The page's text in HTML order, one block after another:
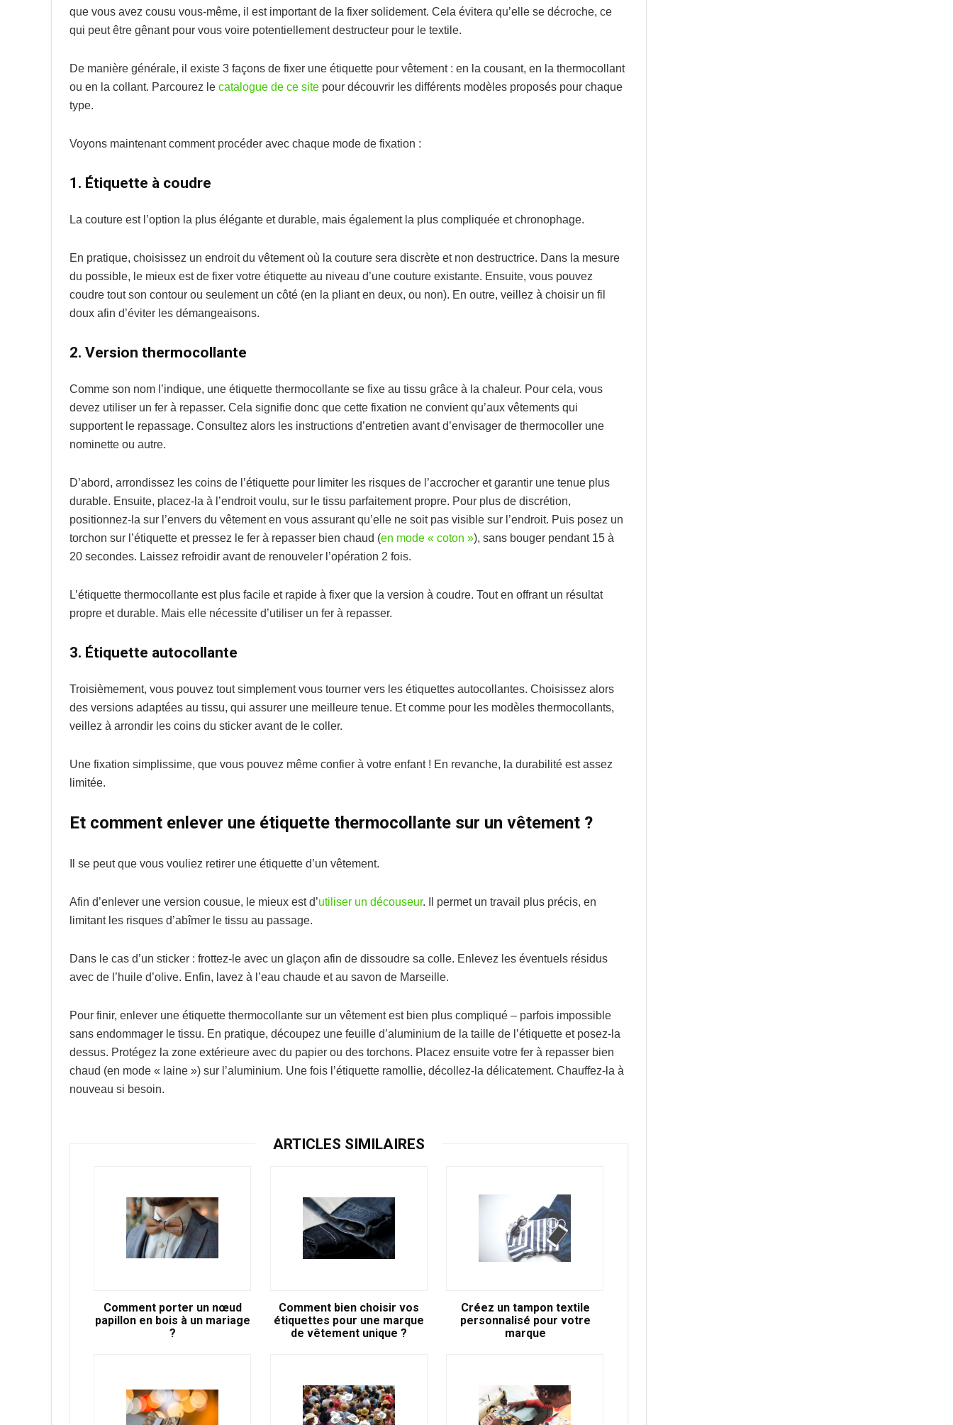
que vous avez cousu vous-même, il est important de la fixer solidement. Cela évitera qu’elle se décroche, ce
qui peut être gênant pour vous voire potentiellement destructeur pour le textile.
De manière générale, il existe 3 façons de fixer une étiquette pour vêtement : en la cousant, en la thermocollant
ou en la collant. Parcourez le catalogue de ce site pour découvrir les différents modèles proposés pour chaque
type.
Voyons maintenant comment procéder avec chaque mode de fixation :
1. Étiquette à coudre
La couture est l’option la plus élégante et durable, mais également la plus compliquée et chronophage.
En pratique, choisissez un endroit du vêtement où la couture sera discrète et non destructrice. Dans la mesure
du possible, le mieux est de fixer votre étiquette au niveau d’une couture existante. Ensuite, vous pouvez
coudre tout son contour ou seulement un côté (en la pliant en deux, ou non). En outre, veillez à choisir un fil
doux afin d’éviter les démangeaisons.
2. Version thermocollante
Comme son nom l’indique, une étiquette thermocollante se fixe au tissu grâce à la chaleur. Pour cela, vous
devez utiliser un fer à repasser. Cela signifie donc que cette fixation ne convient qu’aux vêtements qui
supportent le repassage. Consultez alors les instructions d’entretien avant d’envisager de thermocoller une
nominette ou autre.
D’abord, arrondissez les coins de l’étiquette pour limiter les risques de l’accrocher et garantir une tenue plus
durable. Ensuite, placez-la à l’endroit voulu, sur le tissu parfaitement propre. Pour plus de discrétion,
positionnez-la sur l’envers du vêtement en vous assurant qu’elle ne soit pas visible sur l’endroit. Puis posez un
torchon sur l’étiquette et pressez le fer à repasser bien chaud (en mode « coton »), sans bouger pendant 15 à
20 secondes. Laissez refroidir avant de renouveler l’opération 2 fois.
L’étiquette thermocollante est plus facile et rapide à fixer que la version à coudre. Tout en offrant un résultat
propre et durable. Mais elle nécessite d’utiliser un fer à repasser.
3. Étiquette autocollante
Troisièmement, vous pouvez tout simplement vous tourner vers les étiquettes autocollantes. Choisissez alors
des versions adaptées au tissu, qui assurer une meilleure tenue. Et comme pour les modèles thermocollants,
veillez à arrondir les coins du sticker avant de le coller.
Une fixation simplissime, que vous pouvez même confier à votre enfant ! En revanche, la durabilité est assez
limitée.
Et comment enlever une étiquette thermocollante sur un vêtement ?
Il se peut que vous vouliez retirer une étiquette d’un vêtement.
Afin d’enlever une version cousue, le mieux est d’utiliser un découseur. Il permet un travail plus précis, en
limitant les risques d’abîmer le tissu au passage.
Dans le cas d’un sticker : frottez-le avec un glaçon afin de dissoudre sa colle. Enlevez les éventuels résidus
avec de l’huile d’olive. Enfin, lavez à l’eau chaude et au savon de Marseille.
Pour finir, enlever une étiquette thermocollante sur un vêtement est bien plus compliqué – parfois impossible
sans endommager le tissu. En pratique, découpez une feuille d’aluminium de la taille de l’étiquette et posez-la
dessus. Protégez la zone extérieure avec du papier ou des torchons. Placez ensuite votre fer à repasser bien
chaud (en mode « laine ») sur l’aluminium. Une fois l’étiquette ramollie, décollez-la délicatement. Chauffez-la à
nouveau si besoin.
ARTICLES SIMILAIRES
Comment porter un nœud
papillon en bois à un mariage
?
Comment bien choisir vos
étiquettes pour une marque
de vêtement unique ?
Créez un tampon textile
personnalisé pour votre
marque